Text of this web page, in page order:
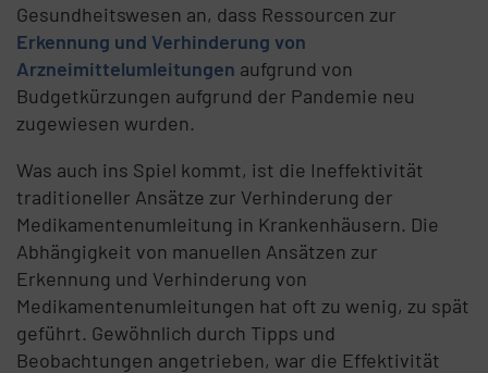
Gesundheitswesen an, dass Ressourcen zur
Erkennung und Verhinderung von
Arzneimittelumleitungen aufgrund von
Budgetkürzungen aufgrund der Pandemie neu
zugewiesen wurden.
Was auch ins Spiel kommt, ist die Ineffektivität
traditioneller Ansätze zur Verhinderung der
Medikamentenumleitung in Krankenhäusern. Die
Abhängigkeit von manuellen Ansätzen zur
Erkennung und Verhinderung von
Medikamentenumleitungen hat oft zu wenig, zu spät
geführt. Gewöhnlich durch Tipps und
Beobachtungen angetrieben, war die Effektivität